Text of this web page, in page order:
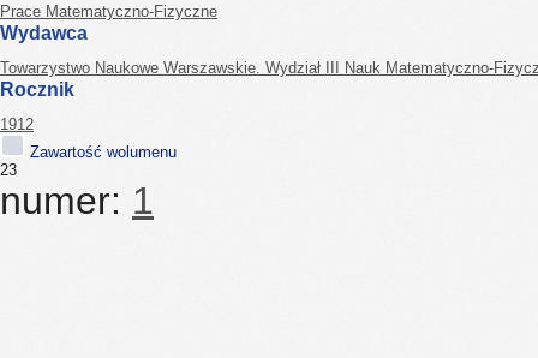
Prace Matematyczno-Fizyczne
Wydawca
Towarzystwo Naukowe Warszawskie. Wydział III Nauk Matematyczno-
Rocznik
1912
Zawartość wolumenu
23
numer: 1